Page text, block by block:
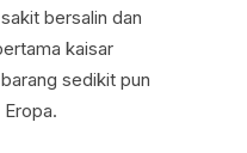
bersalin dan
kaisar
sedikit pun